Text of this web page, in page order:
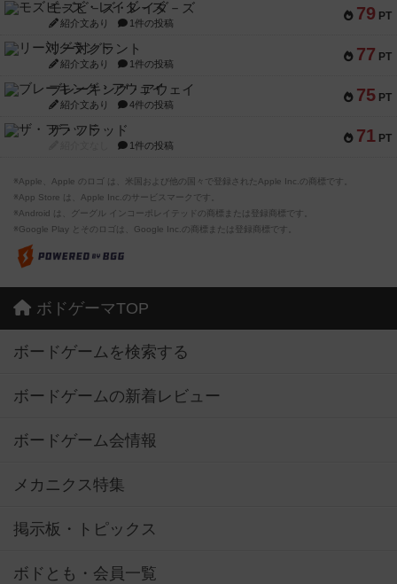
79 PT
モズビ－ズ・レイダ－ズ
紹介文あり 1件の投稿
77 PT
リー対グラント
紹介文あり 1件の投稿
75 PT
ブレーキング・アウェイ
紹介文あり 4件の投稿
71 PT
ザ・フラッド
1件の投稿
※Apple、Apple のロゴ は、米国および他の国々で登録されたApple Inc.の商標です。
※App Store は、Apple Inc.のサービスマークです。
※Android は、グーグル インコーポレイテッドの商標または登録商標です。
※Google Play とそのロゴは、Google Inc.の商標または登録商標です。
ボドゲーマTOP
ボードゲームを検索する
ボードゲームの新着レビュー
ボードゲーム会情報
メカニクス特集
掲示板・トピックス
ボドとも・会員一覧